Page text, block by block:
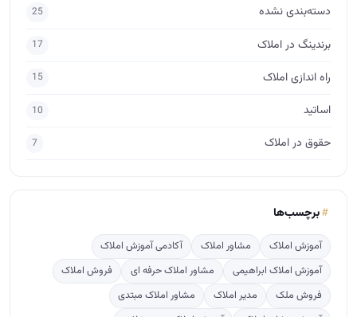
دسته‌بندی نشده 25
برندینگ در املاک 17
راه اندازی املاک 15
اساتید 10
حقوق در املاک 7
برچسب‌ها
آموزش املاک مشاور املاک
آکادمی آموزش املاک
آموزش املاک ابراهیمی
مشاور املاک حرفه ای
فروش املاک
فروش ملک
مدیر املاک
مشاور املاک مبتدی